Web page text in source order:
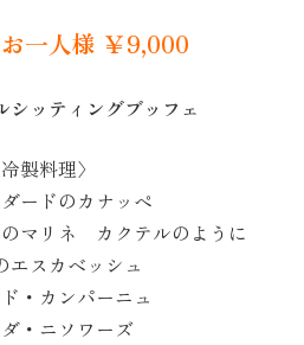
一人様 ￥9,000
シッティングブッフェ
冷製料理〉
ードのカナッペ
マリネ カクテルのように
スカベッシュ
・カンパーニュ
・ニソワーズ